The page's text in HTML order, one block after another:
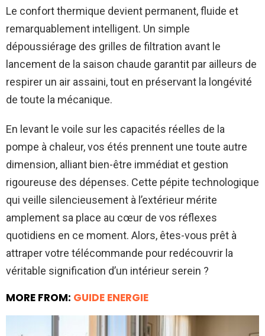
Le confort thermique devient permanent, fluide et
remarquablement intelligent. Un simple
dépoussiérage des grilles de filtration avant le
lancement de la saison chaude garantit par ailleurs de
respirer un air assaini, tout en préservant la longévité
de toute la mécanique.
En levant le voile sur les capacités réelles de la
pompe à chaleur, vos étés prennent une toute autre
dimension, alliant bien-être immédiat et gestion
rigoureuse des dépenses. Cette pépite technologique
qui veille silencieusement à l’extérieur mérite
amplement sa place au cœur de vos réflexes
quotidiens en ce moment. Alors, êtes-vous prêt à
attraper votre télécommande pour redécouvrir la
véritable signification d’un intérieur serein ?
MORE FROM: GUIDE ENERGIE